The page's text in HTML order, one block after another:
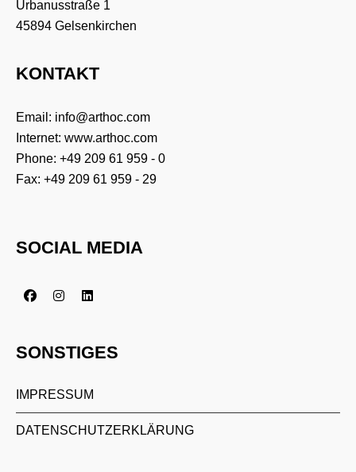
Urbanusstraße 1
45894 Gelsenkirchen
KONTAKT
Email: info@arthoc.com
Internet: www.arthoc.com
Phone: +49 209 61 959 - 0
Fax: +49 209 61 959 - 29
SOCIAL MEDIA
SONSTIGES
IMPRESSUM
DATENSCHUTZERKLÄRUNG